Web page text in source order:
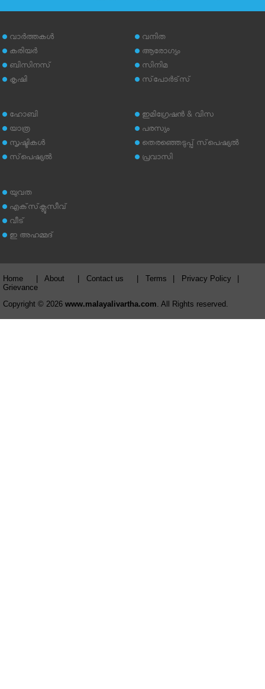
വാര്‍ത്തകള്‍
കരിയര്‍
ബിസിനസ്
കൃഷി
വനിത
ആരോഗ്യം
സിനിമ
സ്‌പോര്‍ട്‌സ്
ഹോബി
യാത്ര
സൃഷ്ടികള്‍
സ്‌പെഷ്യല്‍
ഇമിഗ്രേഷന്‍ & വിസ
പരസ്യം
തെരഞ്ഞെടുപ്പ് സ്‌പെഷ്യല്‍
പ്രവാസി
യുവത
എക്‌സ്‌ക്ലൂസീവ്
വീട്
ഇ അഹമ്മദ്‌
Home About Contact us Terms Privacy Policy
Grievance
Copyright © 2026 www.malayalivartha.com . All Rights reserved.